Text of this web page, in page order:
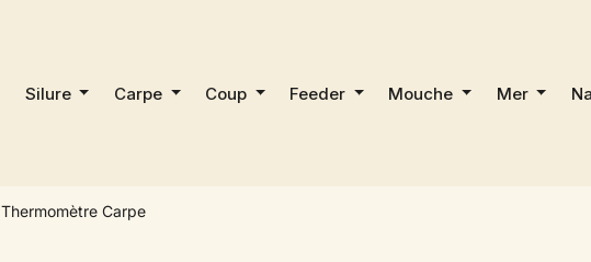
Silure Carpe Coup Feeder Mouche Mer
Thermomètre Carpe